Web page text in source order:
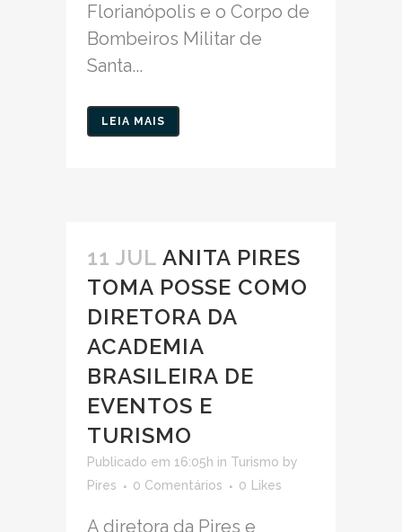
Florianópolis e o Corpo de
Bombeiros Militar de
Santa...
LEIA MAIS
11 JUL ANITA PIRES
TOMA POSSE COMO
DIRETORA DA
ACADEMIA
BRASILEIRA DE
EVENTOS E
TURISMO
Publicado em 16:05h in Turismo by
Pires
0 Comentários 0 Likes
A diretora da Pires e